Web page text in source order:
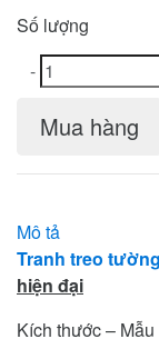
Số lượng
-
Mua hàng
Mô tả
Tranh treo
hiện đại
Kích thước –